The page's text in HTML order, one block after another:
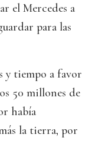
el Mercedes a
para las
y tiempo a favor
50 millones de
había
la tierra, por